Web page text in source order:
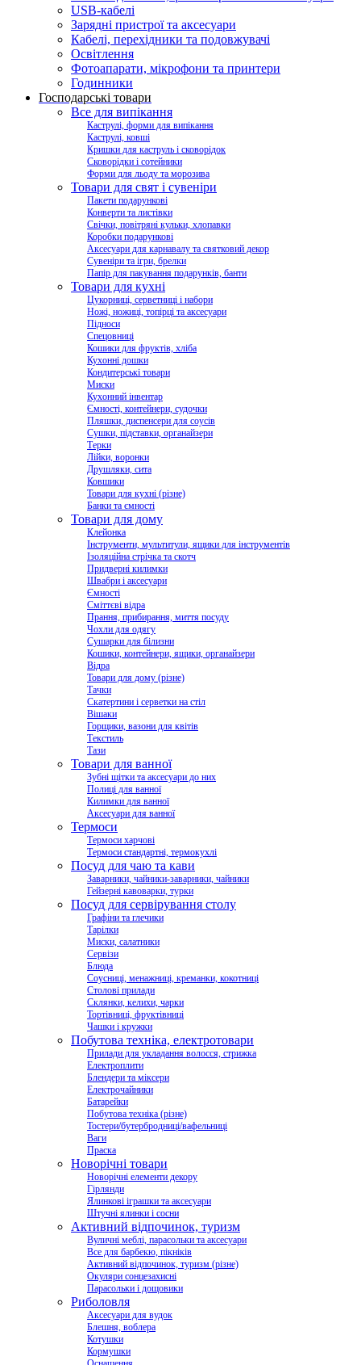
USB-кабелі
Зарядні пристрої та аксесуари
Кабелі, перехідники та подовжувачі
Освітлення
Фотоапарати, мікрофони та принтери
Годинники
Господарські товари
Все для випікання
Каструлі, форми для випікання
Каструлі, ковші
Кришки для каструль і сковорідок
Сковорідки і сотейники
Форми для льоду та морозива
Товари для свят і сувеніри
Пакети подарункові
Конверти та листівки
Свічки, повітряні кульки, хлопавки
Коробки подарункові
Аксесуари для карнавалу та святковий декор
Сувеніри та ігри, брелки
Папір для пакування подарунків, банти
Товари для кухні
Цукорниці, серветниці і набори
Ножі, ножиці, топірці та аксесуари
Підноси
Спецовниці
Кошики для фруктів, хліба
Кухонні дошки
Кондитерські товари
Миски
Кухонний інвентар
Ємності, контейнери, судочки
Пляшки, диспенсери для соусів
Сушки, підставки, органайзери
Терки
Лійки, воронки
Друшляки, сита
Ковшики
Товари для кухні (різне)
Банки та ємності
Товари для дому
Клейонка
Інструменти, мультитули, ящики для інструментів
Ізоляційна стрічка та скотч
Придверні килимки
Швабри і аксесуари
Ємності
Сміттєві відра
Прання, прибирання, миття посуду
Чохли для одягу
Сушарки для білизни
Кошики, контейнери, ящики, органайзери
Відра
Товари для дому (різне)
Тачки
Скатертини і серветки на стіл
Вішаки
Горщики, вазони для квітів
Текстиль
Тази
Товари для ванної
Зубні щітки та аксесуари до них
Полиці для ванної
Килимки для ванної
Аксесуари для ванної
Термоси
Термоси харчові
Термоси стандартні, термокухлі
Посуд для чаю та кави
Заварники, чайники-заварники, чайники
Гейзерні кавоварки, турки
Посуд для сервірування столу
Графіни та глечики
Тарілки
Миски, салатники
Сервізи
Блюда
Соусниці, менажниці, креманки, кокотниці
Столові прилади
Склянки, келихи, чарки
Тортівниці, фруктівниці
Чашки і кружки
Побутова техніка, електротовари
Прилади для укладання волосся, стрижка
Електроплити
Блендери та міксери
Електрочайники
Батарейки
Побутова техніка (різне)
Тостери/бутербродниці/вафельниці
Ваги
Праска
Новорічні товари
Новорічні елементи декору
Гірлянди
Ялинкові іграшки та аксесуари
Штучні ялинки і сосни
Активний відпочинок, туризм
Вуличні меблі, парасольки та аксесуари
Все для барбекю, пікніків
Активний відпочинок, туризм (різне)
Окуляри сонцезахисні
Парасольки і дощовики
Риболовля
Аксесуари для вудок
Блешня, воблера
Котушки
Кормушки